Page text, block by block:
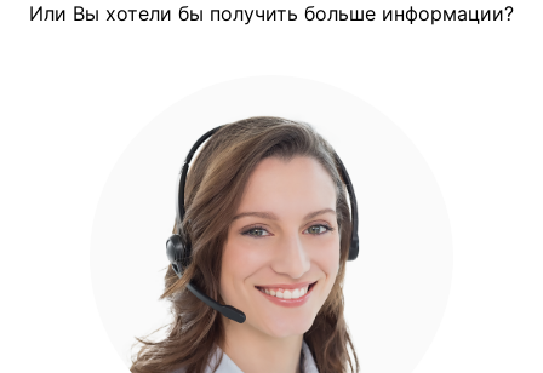
Или Вы хотели бы получить больше информации?